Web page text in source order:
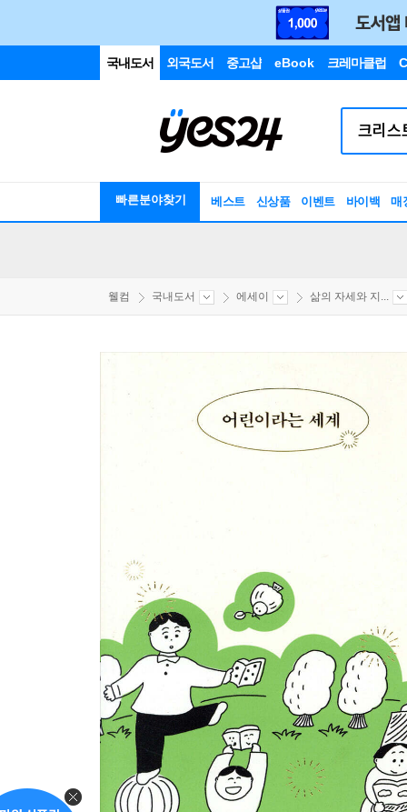
국내도서 외국도서 중고샵 eBook 크레마클럽
빠른분야찾기 베스트 신상품 이벤트 바이백 매
웰컴 국내도서 에세이 삶의 자세와 지...